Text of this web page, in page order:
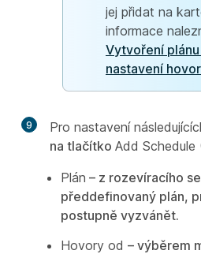
jej přidat na
informace
Vytvoření
nastavení
9
Pro nastavení
na tlačítko Add Schedule
Plán – z rozevíracího
předdefinovaný plán,
postupně vyzvánět.
Hovory od – výběrem